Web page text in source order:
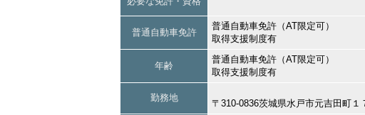
普通自動車免許
普通自動車免許（AT限定可）
取得支援制度有
年齢
普通自動車免許（AT限定可）
取得支援制度有
勤務地
〒310-0836茨城県水戸市元吉田町１